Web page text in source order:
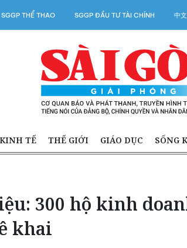
SGGP THỂ THAO SGGP ĐẦU TƯ TÀI CHÍNH 中
KINH TẾ THẾ GIỚI GIÁO DỤC SỐNG
300 hộ kinh
khai